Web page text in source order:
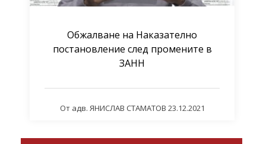
Обжалване на Наказателно
постановление след промените в
ЗАНН
От адв. ЯНИСЛАВ СТАМАТОВ 23.12.2021